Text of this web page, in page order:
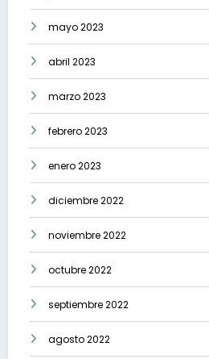
mayo 2023
abril 2023
marzo 2023
febrero 2023
enero 2023
diciembre 2022
noviembre 2022
octubre 2022
septiembre 2022
agosto 2022